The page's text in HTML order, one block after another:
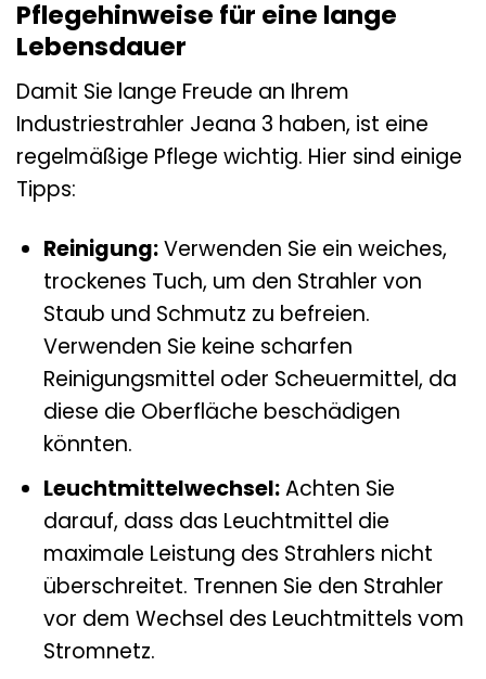
Pflegehinweise für eine lange
Lebensdauer
Damit Sie lange Freude an Ihrem
Industriestrahler Jeana 3 haben, ist eine
regelmäßige Pflege wichtig. Hier sind einige
Tipps:
Reinigung:Verwenden Sie ein weiches,
trockenes Tuch, um den Strahler von
Staub und Schmutz zu befreien.
Verwenden Sie keine scharfen
Reinigungsmittel oder Scheuermittel, da
diese die Oberfläche beschädigen
könnten.
Leuchtmittelwechsel:Achten Sie
darauf, dass das Leuchtmittel die
maximale Leistung des Strahlers nicht
überschreitet. Trennen Sie den Strahler
vor dem Wechsel des Leuchtmittels vom
Stromnetz.